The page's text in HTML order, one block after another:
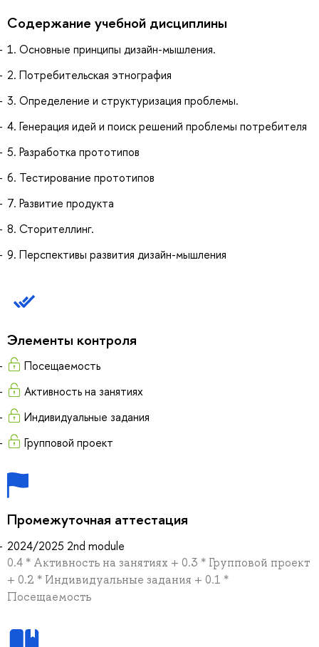
Содержание учебной дисциплины
1. Основные принципы дизайн-мышления.
2. Потребительская этнография
3. Определение и структуризация проблемы.
4. Генерация идей и поиск решений проблемы потребителя
5. Разработка прототипов
6. Тестирование прототипов
7. Развитие продукта
8. Сторителлинг.
9. Перспективы развития дизайн-мышления
Элементы контроля
Посещаемость
Активность на занятиях
Индивидуальные задания
Групповой проект
Промежуточная аттестация
2024/2025 2nd module
0.4 * Активность на занятиях + 0.3 * Групповой проект
+ 0.2 * Индивидуальные задания + 0.1 *
Посещаемость